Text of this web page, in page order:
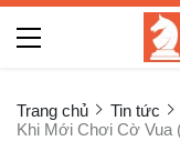
Trang chủ Tin tức
Khi Mới Chơi Cờ Vua